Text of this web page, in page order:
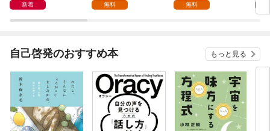
新着 無料 無料
自己啓発のおすすめ本 もっと見る